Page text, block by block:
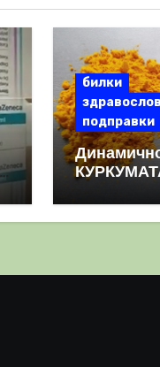
билки
подправки